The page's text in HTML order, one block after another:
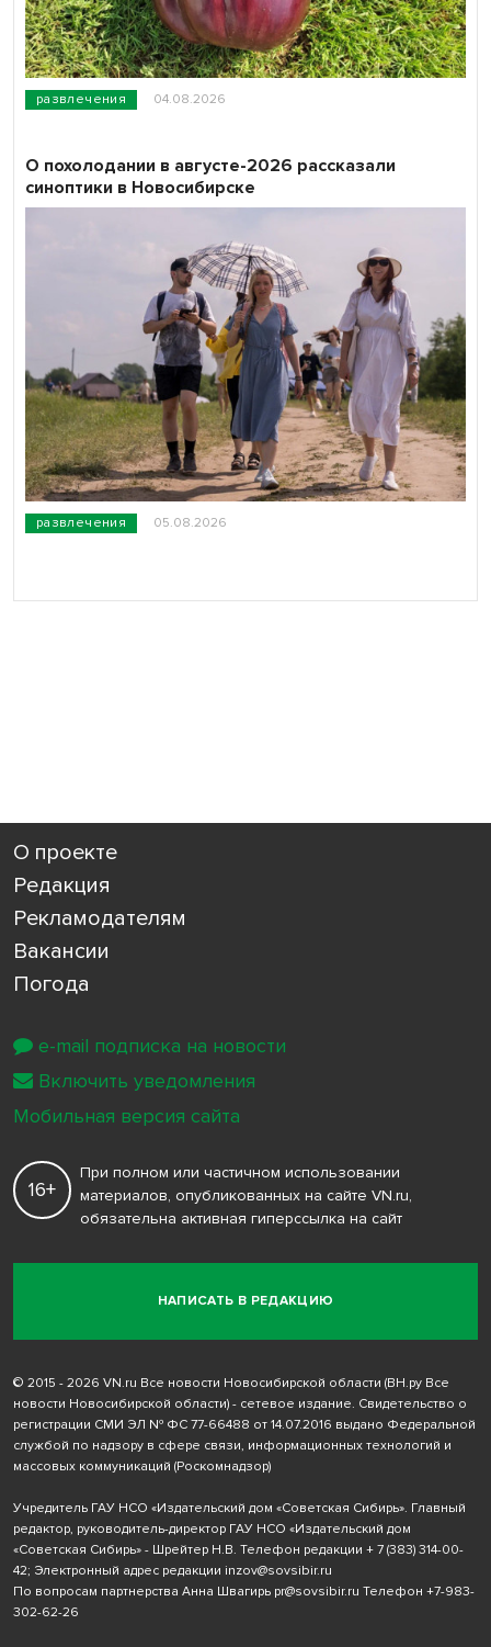
развлечения 04.08.2026
развлечения 05.08.2026
О похолодании в августе-2026 рассказали
синоптики в Новосибирске
О проекте
Редакция
Рекламодателям
Вакансии
Погода
НАПИСАТЬ В РЕДАКЦИЮ
16+
При полном или частичном использовании
материалов, опубликованных на сайте VN.ru,
обязательна активная гиперссылка на сайт
© 2015 - 2026 VN.ru Все новости Новосибирской области (ВН.ру Все
новости Новосибирской области) - сетевое издание. Свидетельство о
регистрации СМИ ЭЛ № ФС 77-66488 от 14.07.2016 выдано Федеральной
службой по надзору в сфере связи, информационных технологий и
массовых коммуникаций (Роскомнадзор)
Учредитель ГАУ НСО «Издательский дом «Советская Сибирь». Главный
редактор, руководитель-директор ГАУ НСО «Издательский дом
«Советская Сибирь» - Шрейтер Н.В. Телефон редакции + 7 (383) 314-00-
42; Электронный адрес редакции inzov@sovsibir.ru
По вопросам партнерства Анна Швагирь pr@sovsibir.ru Телефон +7-983-
302-62-26
e-mail подписка на новости
Включить уведомления
Мобильная версия сайта